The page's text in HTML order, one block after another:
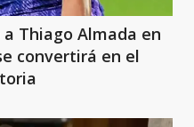
Thiago Almada en
convertirá en el